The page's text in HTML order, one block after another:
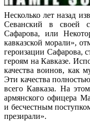
Несколько лет назад
Севанский в своей
Сафарова, или
кавказской морали»,
героизации Сафарова,
героям на Кавказе.
качества воинов, как
Эти качества
всего Кавказа. На
армянского офицера
и бесчестным
презирали».